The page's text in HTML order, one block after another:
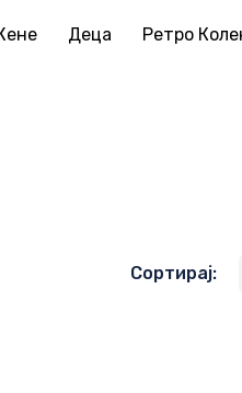
Деца Ретро
Сортирај: